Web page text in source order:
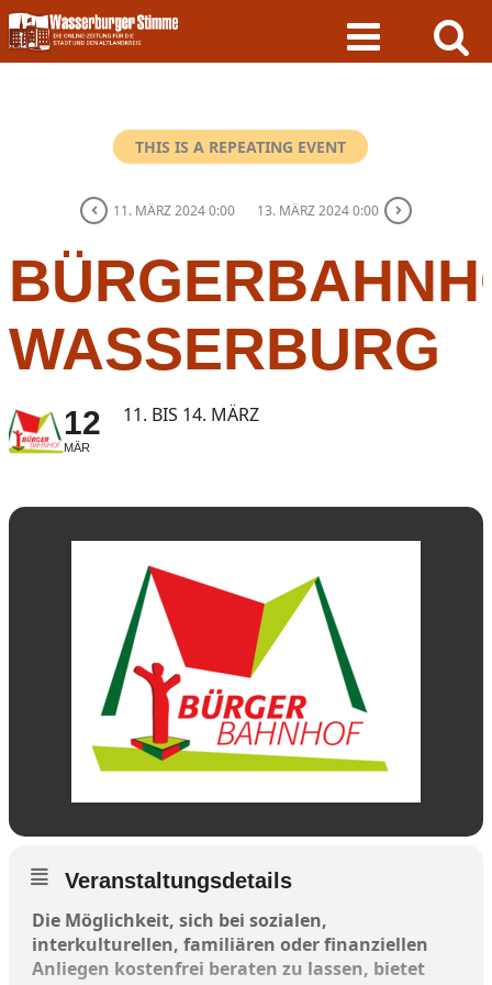
Skip
to
content
THIS IS A REPEATING EVENT
11. MÄRZ 2024 0:00 13. MÄRZ 2024 0:00
WASSERBURG
12
MÄR
11. BIS 14. MÄRZ
Veranstaltungsdetails
Die Möglichkeit, sich bei sozialen,
interkulturellen, familiären oder finanziellen
Anliegen kostenfrei beraten zu lassen, bietet